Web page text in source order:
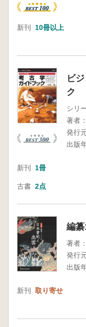
新刊 10冊以上
ビ
ク
シリ
著者：
発行
出版
新刊 1冊
古書 2点
編
著者：
発行
出版
新刊 取り寄せ